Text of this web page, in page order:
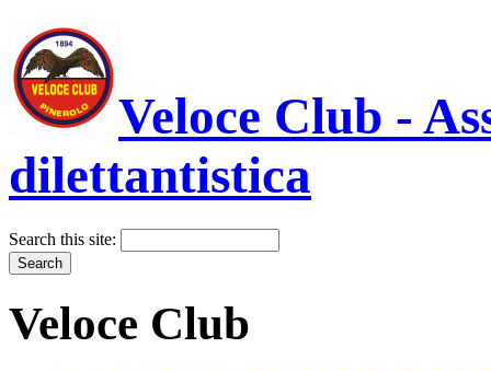
Veloce Club -
dilettantistica
Search this site:
Veloce Club